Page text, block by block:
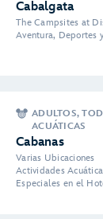
Cabalgata
The Campsites at
Aventura, Deportes
ADULTOS,
ACUÁTICAS
Cabanas
Varias Ubicaciones
Actividades
Especiales en el